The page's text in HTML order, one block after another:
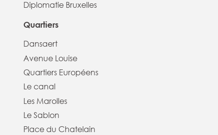
Diplomatie Bruxelles
Quartiers
Dansaert
Avenue Louise
Quartiers Européens
Le canal
Les Marolles
Le Sablon
Place du Chatelain